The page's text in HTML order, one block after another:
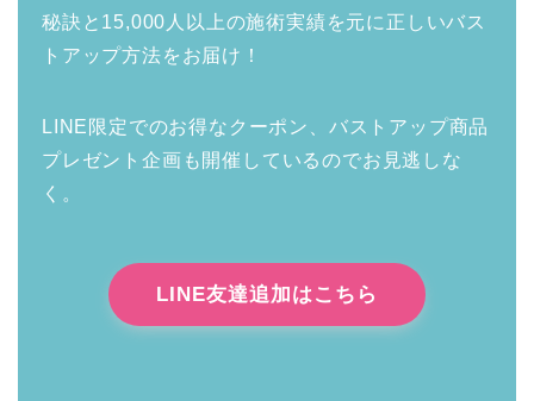
秘訣と15,000人以上の施術実績を元に正しいバス
トアップ方法をお届け！
LINE限定でのお得なクーポン、バストアップ商品
プレゼント企画も開催しているのでお見逃しな
く。
LINE友達追加はこちら